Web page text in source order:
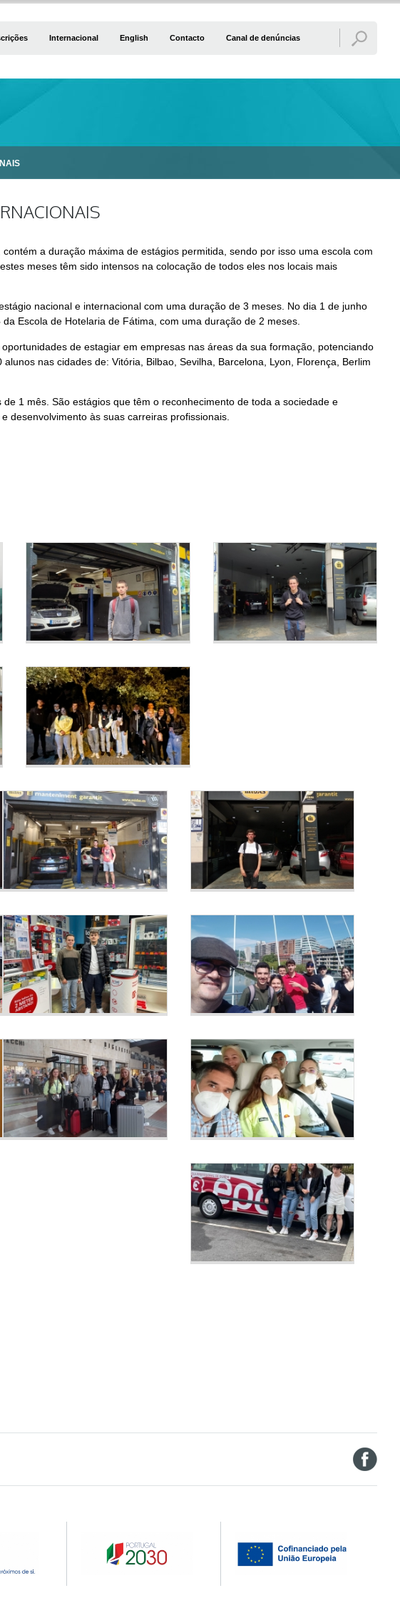
Internacional English Contacto Canal de denúncias
a duração máxima de estágios permitida, sendo por isso uma escola com
meses têm sido intensos na colocação de todos eles nos locais mais
nacional e internacional com uma duração de 3 meses. No dia 1 de junho
Escola de Hotelaria de Fátima, com uma duração de 2 meses.
de estagiar em empresas nas áreas da sua formação, potenciando
nas cidades de: Vitória, Bilbao, Sevilha, Barcelona, Lyon, Florença, Berlim
1 mês. São estágios que têm o reconhecimento de toda a sociedade e
desenvolvimento às suas carreiras profissionais.